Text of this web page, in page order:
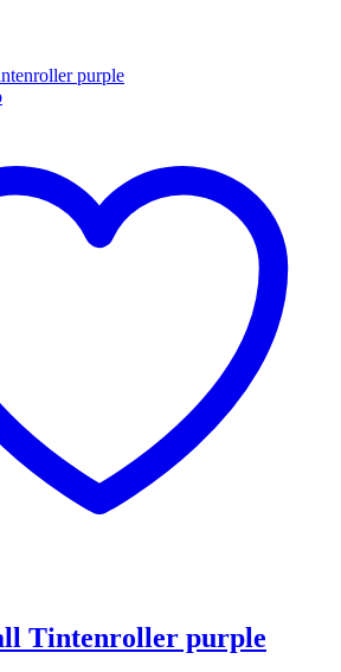
Tintenroller purple